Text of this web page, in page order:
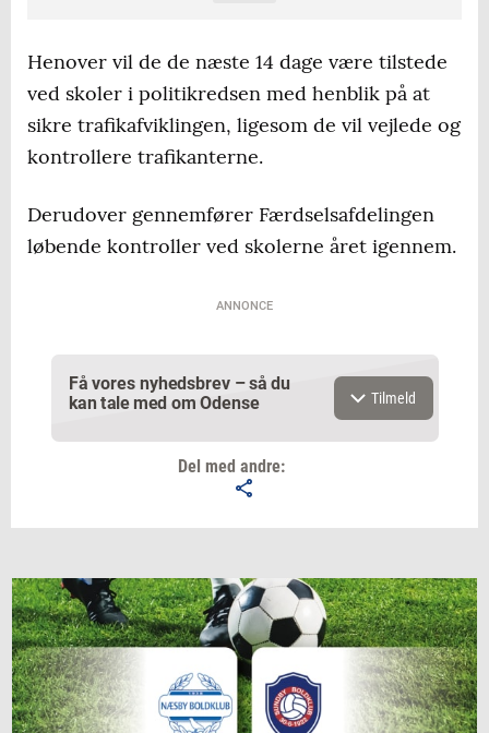
- Trafikanter der ikke overholder
hastighedsbegrænsning
- Trafikanter der benytter håndholdt mobil
Fyns Politi
Henover vil de de næste 14 dage være tilstede
ved skoler i politikredsen med henblik på at
sikre trafikafviklingen, ligesom de vil vejlede og
kontrollere trafikanterne.
Derudover gennemfører Færdselsafdelingen
løbende kontroller ved skolerne året igennem.
ANNONCE
Få vores nyhedsbrev – så du
kan tale med om Odense
Navn
Jeg vil gerne modtage et nyhedsoverblik, samt
Tilmeld
Del med andre: